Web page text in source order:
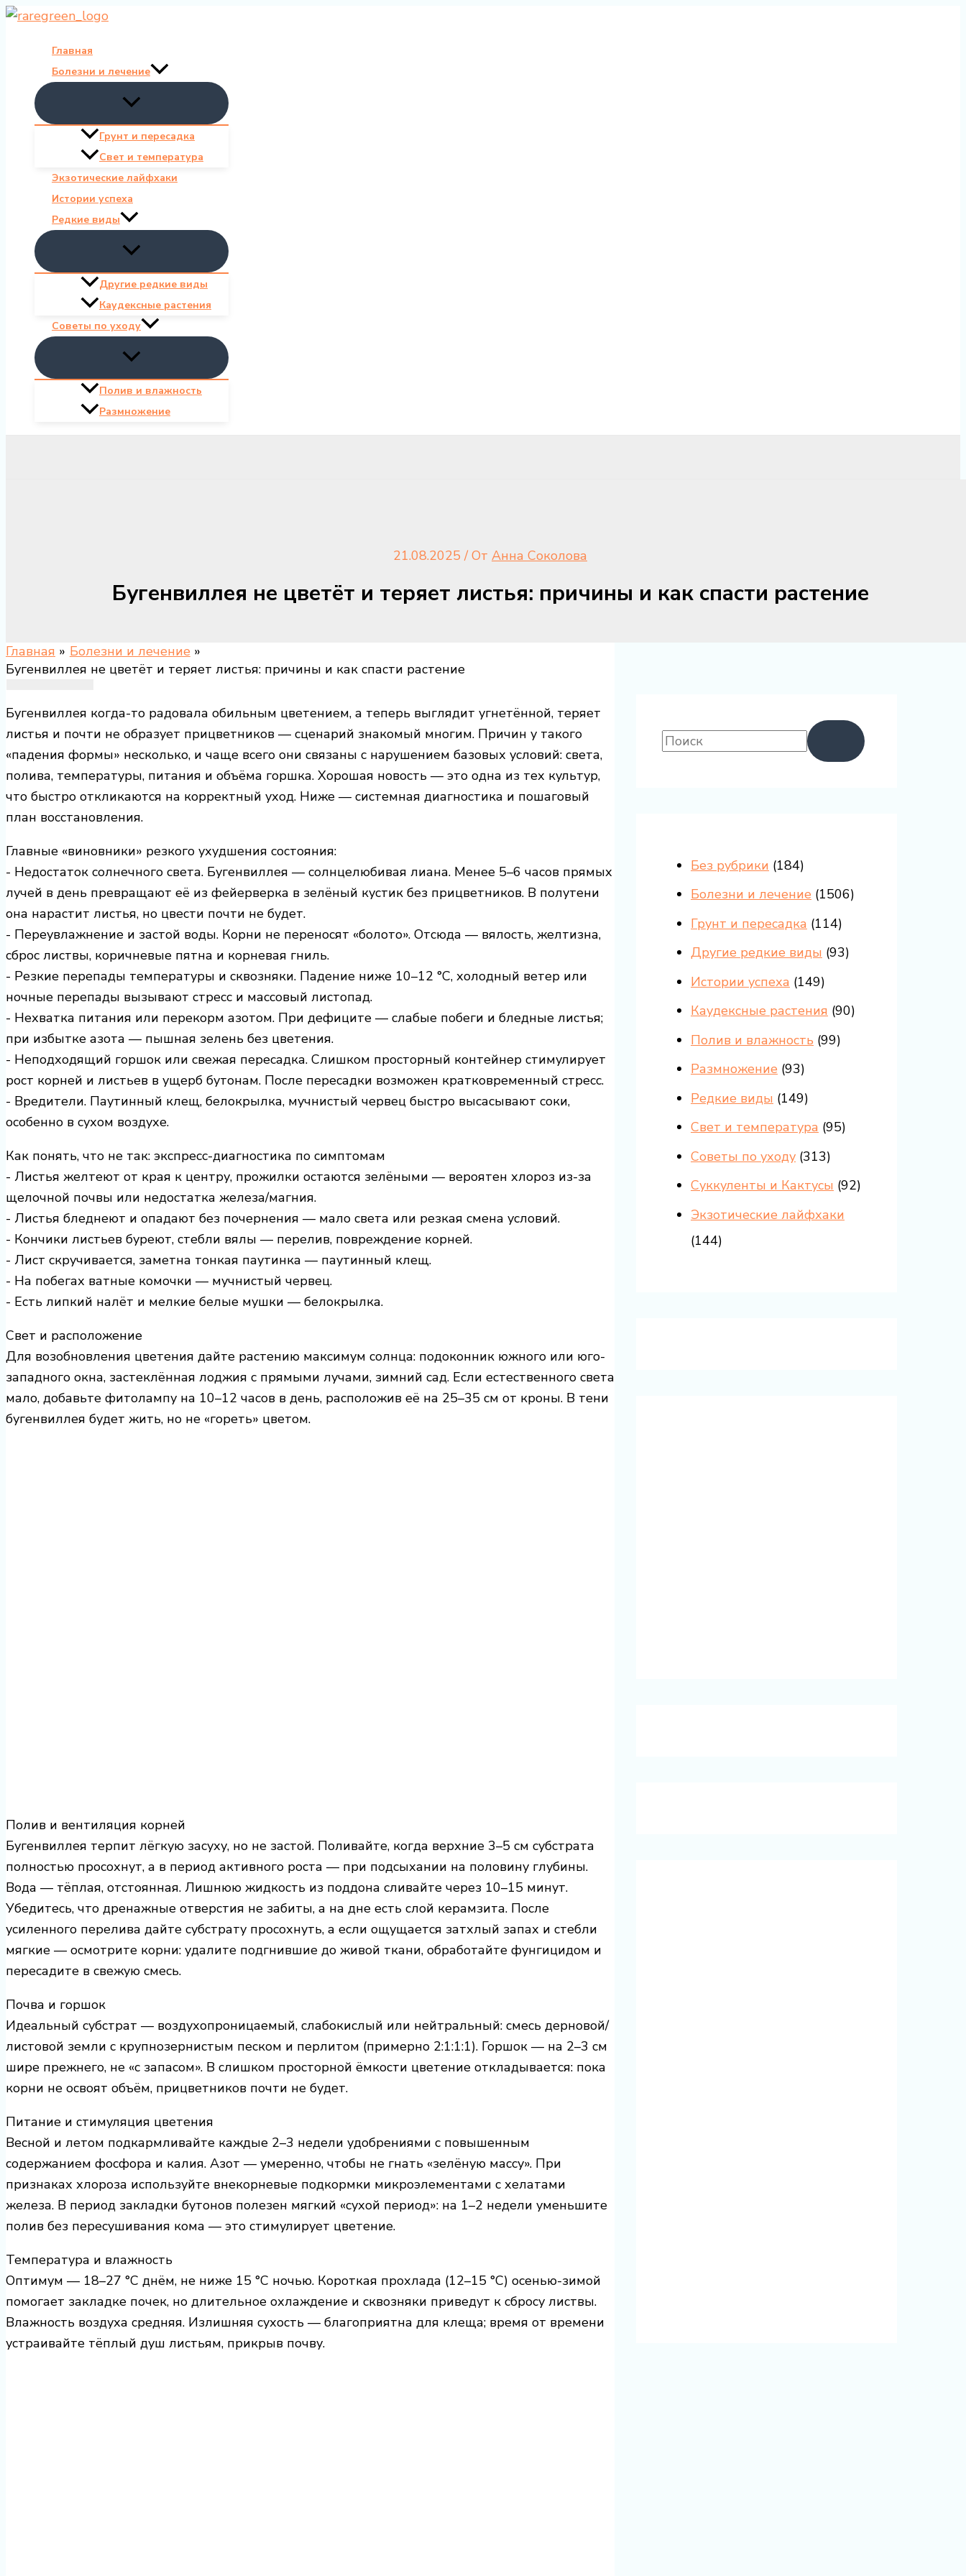
Перейти
содержимому
Главная
Болезни и лечение
Грунт и пересадка
Свет и температура
Экзотические лайфхаки
Истории успеха
Редкие виды
Другие редкие виды
Каудексные растения
Советы по уходу
Полив и влажность
Размножение
21.08.2025/ От Анна Соколова
Бугенвиллея не цветёт и теряет листья: причины и как спасти растение
Главная
Болезни и лечение
Бугенвиллея не цветёт и теряет листья: причины и как спасти растение
Бугенвиллея когда-то радовала обильным цветением, а теперь выглядит угнетённой, теряет
листья и почти не образует прицветников — сценарий знакомый многим. Причин у такого
«падения формы» несколько, и чаще всего они связаны с нарушением базовых условий: света,
полива, температуры, питания и объёма горшка. Хорошая новость — это одна из тех культур,
что быстро откликаются на корректный уход. Ниже — системная диагностика и пошаговый
план восстановления.
Главные «виновники» резкого ухудшения состояния:
- Недостаток солнечного света. Бугенвиллея — солнцелюбивая лиана. Менее 5–6 часов прямых
лучей в день превращают её из фейерверка в зелёный кустик без прицветников. В полутени
она нарастит листья, но цвести почти не будет.
- Переувлажнение и застой воды. Корни не переносят «болото». Отсюда — вялость, желтизна,
сброс листвы, коричневые пятна и корневая гниль.
- Резкие перепады температуры и сквозняки. Падение ниже 10–12 °C, холодный ветер или
ночные перепады вызывают стресс и массовый листопад.
- Нехватка питания или перекорм азотом. При дефиците — слабые побеги и бледные листья;
при избытке азота — пышная зелень без цветения.
- Неподходящий горшок или свежая пересадка. Слишком просторный контейнер стимулирует
рост корней и листьев в ущерб бутонам. После пересадки возможен кратковременный стресс.
- Вредители. Паутинный клещ, белокрылка, мучнистый червец быстро высасывают соки,
особенно в сухом воздухе.
Как понять, что не так: экспресс-диагностика по симптомам
- Листья желтеют от края к центру, прожилки остаются зелёными — вероятен хлороз из-за
щелочной почвы или недостатка железа/магния.
- Листья бледнеют и опадают без почернения — мало света или резкая смена условий.
- Кончики листьев буреют, стебли вялы — перелив, повреждение корней.
- Лист скручивается, заметна тонкая паутинка — паутинный клещ.
- На побегах ватные комочки — мучнистый червец.
- Есть липкий налёт и мелкие белые мушки — белокрылка.
Свет и расположение
Для возобновления цветения дайте растению максимум солнца: подоконник южного или юго-
западного окна, застеклённая лоджия с прямыми лучами, зимний сад. Если естественного света
мало, добавьте фитолампу на 10–12 часов в день, расположив её на 25–35 см от кроны. В тени
бугенвиллея будет жить, но не «гореть» цветом.
Полив и вентиляция корней
Бугенвиллея терпит лёгкую засуху, но не застой. Поливайте, когда верхние 3–5 см субстрата
полностью просохнут, а в период активного роста — при подсыхании на половину глубины.
Вода — тёплая, отстоянная. Лишнюю жидкость из поддона сливайте через 10–15 минут.
Убедитесь, что дренажные отверстия не забиты, а на дне есть слой керамзита. После
усиленного перелива дайте субстрату просохнуть, а если ощущается затхлый запах и стебли
мягкие — осмотрите корни: удалите подгнившие до живой ткани, обработайте фунгицидом и
пересадите в свежую смесь.
Почва и горшок
Идеальный субстрат — воздухопроницаемый, слабокислый или нейтральный: смесь дерновой/
листовой земли с крупнозернистым песком и перлитом (примерно 2:1:1:1). Горшок — на 2–3 см
шире прежнего, не «с запасом». В слишком просторной ёмкости цветение откладывается: пока
корни не освоят объём, прицветников почти не будет.
Питание и стимуляция цветения
Весной и летом подкармливайте каждые 2–3 недели удобрениями с повышенным
содержанием фосфора и калия. Азот — умеренно, чтобы не гнать «зелёную массу». При
признаках хлороза используйте внекорневые подкормки микроэлементами с хелатами
железа. В период закладки бутонов полезен мягкий «сухой период»: на 1–2 недели уменьшите
полив без пересушивания кома — это стимулирует цветение.
Температура и влажность
Оптимум — 18–27 °C днём, не ниже 15 °C ночью. Короткая прохлада (12–15 °C) осенью-зимой
помогает закладке почек, но длительное охлаждение и сквозняки приведут к сбросу листвы.
Влажность воздуха средняя. Излишняя сухость — благоприятна для клеща; время от времени
устраивайте тёплый душ листьям, прикрыв почву.
Без рубрики (184)
Болезни и лечение (1506)
Грунт и пересадка (114)
Другие редкие виды (93)
Истории успеха (149)
Каудексные растения (90)
Полив и влажность (99)
Размножение (93)
Редкие виды (149)
Свет и температура (95)
Советы по уходу (313)
Суккуленты и Кактусы (92)
Экзотические лайфхаки
(144)